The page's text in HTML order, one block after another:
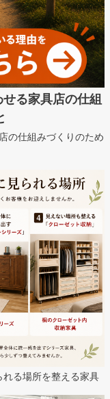
る家具店の仕組
の仕組みづくりのため
れる場所を整える家具